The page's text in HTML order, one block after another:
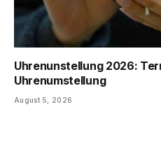
Uhrenunstellung 2026:
Uhrenumstellung
August 5, 2026